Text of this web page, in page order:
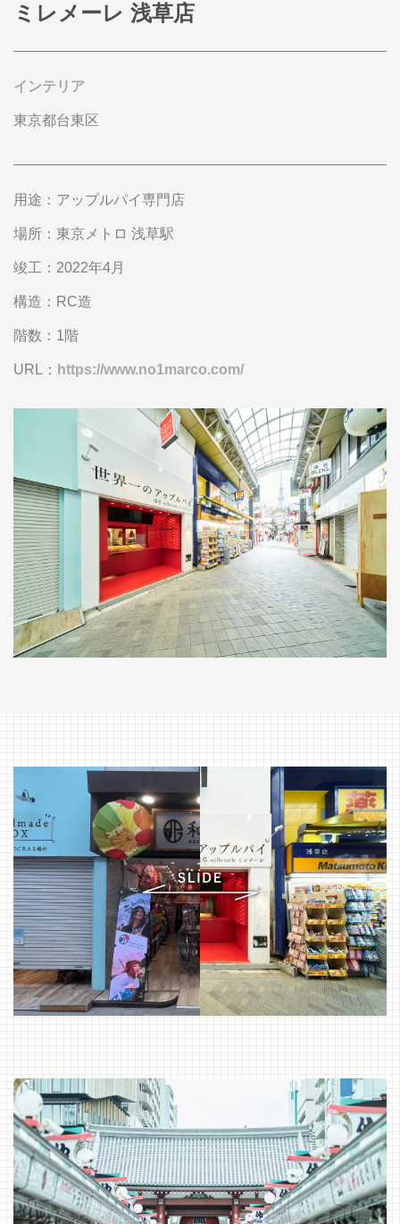
ミレメーレ 浅草店
インテリア
東京都台東区
用途 アップルパイ専門店
場所 東京メトロ 浅草駅
竣工 2022年4月
構造 RC造
階数 1階
URL https://www.no1marco.com/